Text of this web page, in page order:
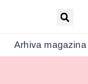
Arhiva magazina